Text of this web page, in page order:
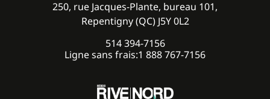
250, rue Jacques-Plante, bureau 101,
Repentigny (QC) J5Y 0L2
514 394-7156
Ligne sans frais:1 888 767-7156